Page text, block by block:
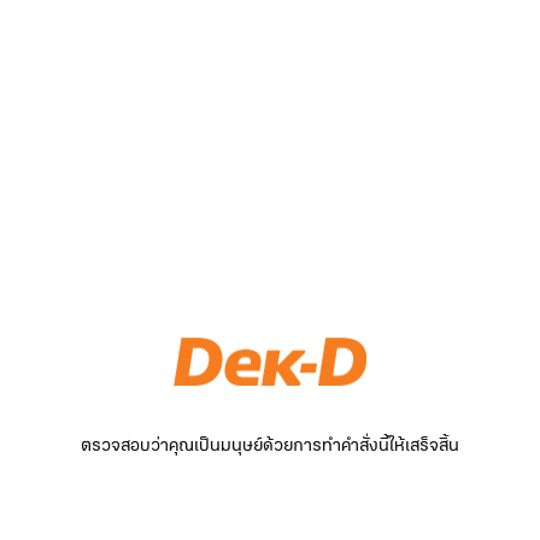
ตรวจสอบว่าคุณเป็นมนุษย์ด้วยการทำคำสั่งนี้ให้เสร็จสิ้น